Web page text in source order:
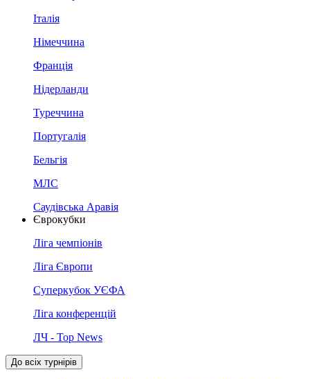
Італія
Німеччина
Франція
Нідерланди
Туреччина
Португалія
Бельгія
МЛС
Саудівська Аравія
Єврокубки
Ліга чемпіонів
Ліга Європи
Суперкубок УЄФА
Ліга конференцій
ЛЧ - Top News
До всіх турнірів